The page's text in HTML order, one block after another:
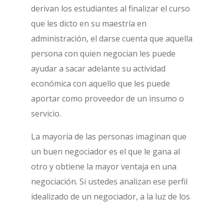
derivan los estudiantes al finalizar el curso
que les dicto en su maestría en
administración, el darse cuenta que aquella
persona con quien negocian les puede
ayudar a sacar adelante su actividad
económica con aquello que les puede
aportar como proveedor de un insumo o
servicio.
La mayoría de las personas imaginan que
un buen negociador es el que le gana al
otro y obtiene la mayor ventaja en una
negociación. Si ustedes analizan ese perfil
idealizado de un negociador, a la luz de los